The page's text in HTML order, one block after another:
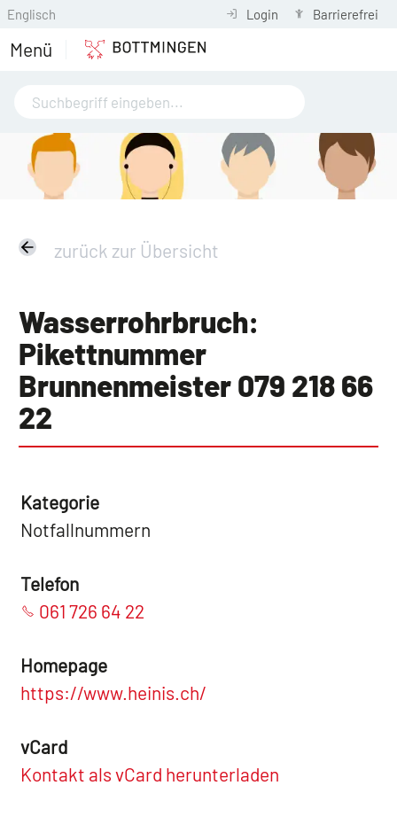
Englisch Login Barrierefrei
Menü
zurück zur Übersicht
Wasserrohrbruch:
Pikettnummer
Brunnenmeister 079 218 66
22
Kategorie
Notfallnummern
Telefon
061 726 64 22
Homepage
https://www.heinis.ch/
vCard
Kontakt als vCard herunterladen